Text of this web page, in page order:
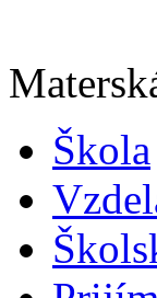
Škola